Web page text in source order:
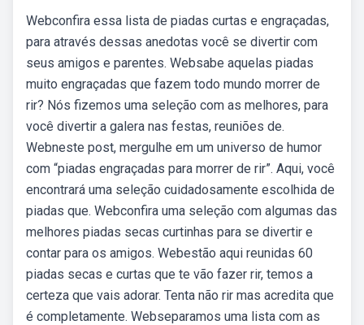
Webconfira essa lista de piadas curtas e engraçadas,
para através dessas anedotas você se divertir com
seus amigos e parentes. Websabe aquelas piadas
muito engraçadas que fazem todo mundo morrer de
rir? Nós fizemos uma seleção com as melhores, para
você divertir a galera nas festas, reuniões de.
Webneste post, mergulhe em um universo de humor
com “piadas engraçadas para morrer de rir”. Aqui, você
encontrará uma seleção cuidadosamente escolhida de
piadas que. Webconfira uma seleção com algumas das
melhores piadas secas curtinhas para se divertir e
contar para os amigos. Webestão aqui reunidas 60
piadas secas e curtas que te vão fazer rir, temos a
certeza que vais adorar. Tenta não rir mas acredita que
é completamente. Webseparamos uma lista com as